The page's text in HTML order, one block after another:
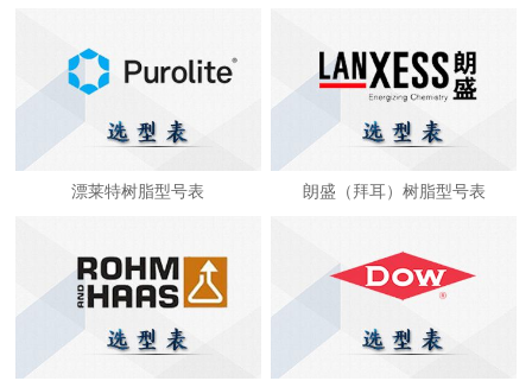
漂莱特树脂型号表 朗盛（拜耳）树脂型号表